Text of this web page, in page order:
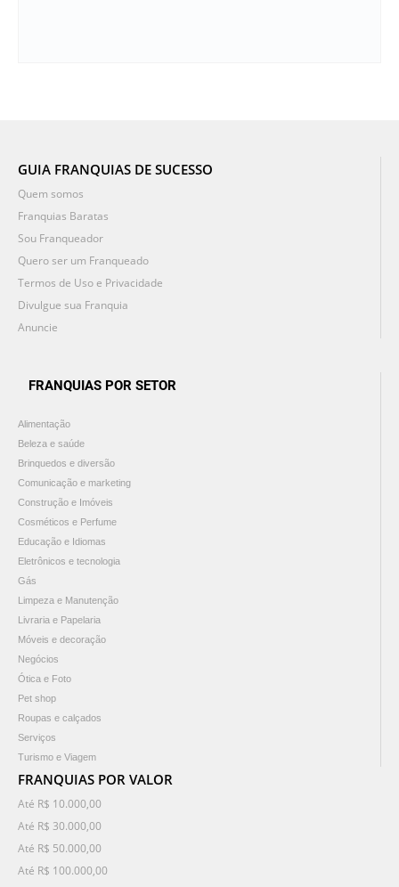
GUIA FRANQUIAS DE SUCESSO
Quem somos
Franquias Baratas
Sou Franqueador
Quero ser um Franqueado
Termos de Uso e Privacidade
Divulgue sua Franquia
Anuncie
FRANQUIAS POR SETOR
Alimentação
Beleza e saúde
Brinquedos e diversão
Comunicação e marketing
Construção e Imóveis
Cosméticos e Perfume
Educação e Idiomas
Eletrônicos e tecnologia
Gás
Limpeza e Manutenção
Livraria e Papelaria
Móveis e decoração
Negócios
Ótica e Foto
Pet shop
Roupas e calçados
Serviços
Turismo e Viagem
FRANQUIAS POR VALOR
Até R$ 10.000,00
Até R$ 30.000,00
Até R$ 50.000,00
Até R$ 100.000,00